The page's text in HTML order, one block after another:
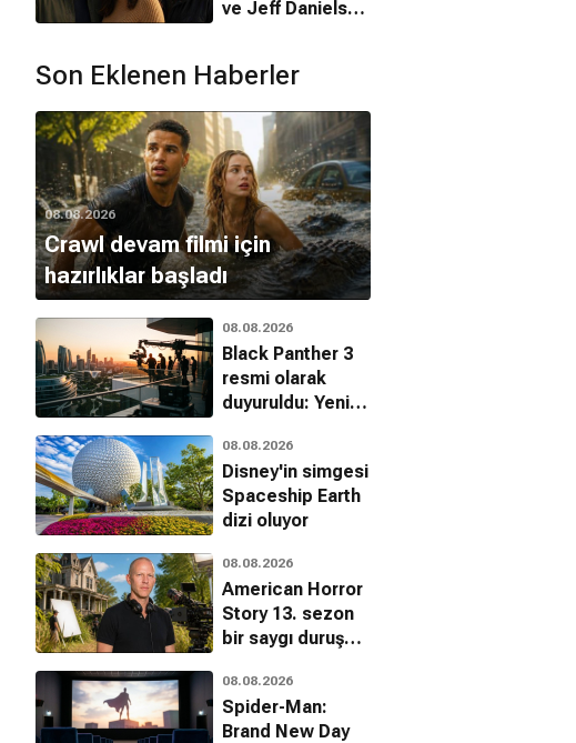
ve Jeff Daniels
Son Eklenen Haberler
08.08.2026
Crawl devam filmi için
hazırlıklar başladı
08.08.2026
Black Panther 3
resmi olarak
duyuruldu: Yeni
08.08.2026
Disney'in simgesi
Spaceship Earth
dizi oluyor
08.08.2026
American Horror
Story 13. sezon
bir saygı duruşu
08.08.2026
Spider-Man:
Brand New Day